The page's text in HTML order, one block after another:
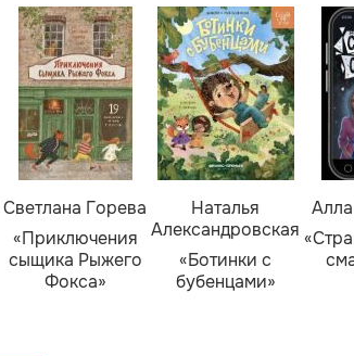
Светлана Горева
«Приключения
сыщика Рыжего
Фокса»
Наталья
Александровская
«Ботинки с
бубенцами»